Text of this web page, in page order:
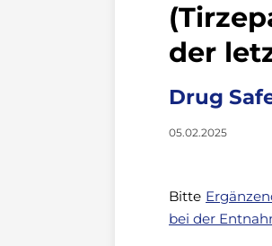
der
Drug
05.02.2025
Bitte
bei der